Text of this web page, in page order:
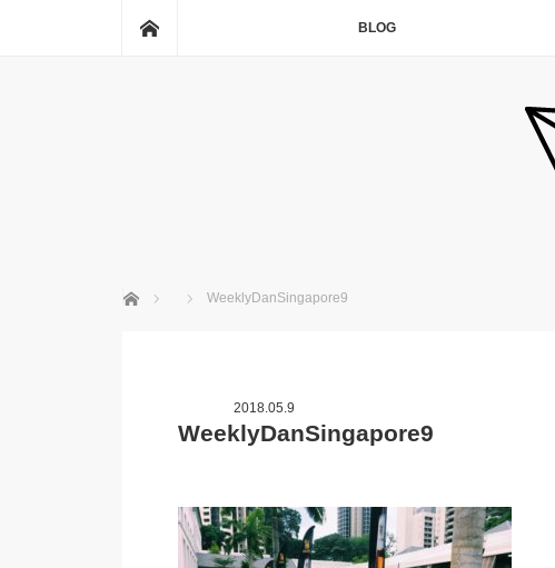
BLOG
ホーム WeeklyDanSingapore9
2018.05.9
WeeklyDanSingapore9